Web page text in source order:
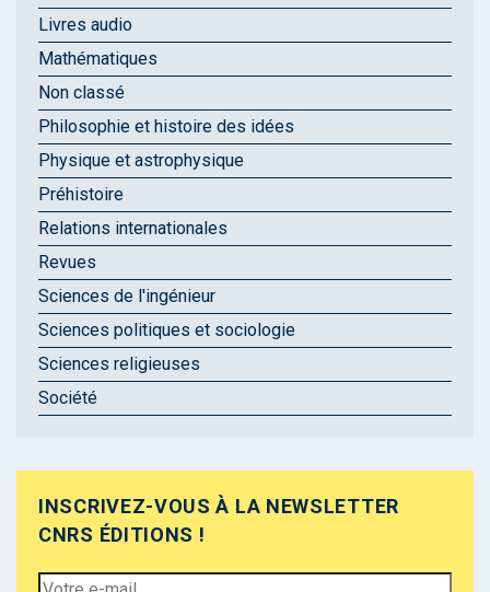
Livres audio
Mathématiques
Non classé
Philosophie et histoire des idées
Physique et astrophysique
Préhistoire
Relations internationales
Revues
Sciences de l'ingénieur
Sciences politiques et sociologie
Sciences religieuses
Société
INSCRIVEZ-VOUS À LA NEWSLETTER
CNRS ÉDITIONS !